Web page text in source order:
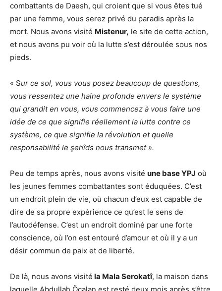
combattants de Daesh, qui croient que si vous êtes tué
par une femme, vous serez privé du paradis après la
mort. Nous avons visité Mistenur, le site de cette action,
et nous avons pu voir où la lutte s’est déroulée sous nos
pieds.
« Sur ce sol, vous vous posez beaucoup de questions,
vous ressentez une haine profonde envers le système
qui grandit en vous, vous commencez à vous faire une
idée de ce que signifie réellement la lutte contre ce
système, ce que signifie la révolution et quelle
responsabilité le şehîds nous transmet ».
Peu de temps après, nous avons visité une base YPJ où
les jeunes femmes combattantes sont éduquées. C’est
un endroit plein de vie, où chacun d’eux est capable de
dire de sa propre expérience ce qu’est le sens de
l’autodéfense. C’est un endroit dominé par une forte
conscience, où l’on est entouré d’amour et où il y a un
désir commun de paix et de liberté.
De là, nous avons visité la Mala Serokatî, la maison dans
laquelle Abdullah Öcalan est resté deux mois après s’être